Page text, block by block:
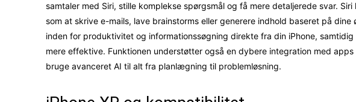
samtaler med Siri, stille komplekse spørgsmål og få mere detaljerede svar.
som at skrive e-mails, lave brainstorms eller generere indhold baseret på
inden for produktivitet og informationssøgning direkte fra din iPhone,
mere effektive. Funktionen understøtter også en dybere integration med
bruge avanceret AI til alt fra planlægning til problemløsning.